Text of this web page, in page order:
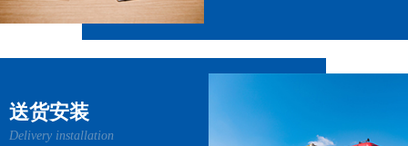
送货安装
Delivery installation